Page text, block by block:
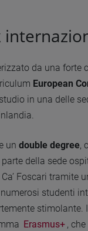
da una forte
European
in una delle
un double degree,
della sede
Foscari tramite
studenti
stimolante.
Erasmus+ ,